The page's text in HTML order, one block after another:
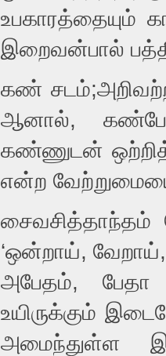
உபகாரத்தையும்
இறைவன்பால்
கண்
ஆனால்,
கண்ணுடன்
என்ற
சைவசித்தாந்தம்
‘ஒன்றாய்,
அபேதம், பேதா
உயிருக்கும்
அமைந்துள்ள